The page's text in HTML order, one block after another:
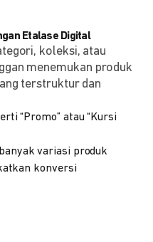
Etalase Digital
koleksi, atau
menemukan produk
terstruktur dan
“Promo” atau “Kursi
variasi produk
konversi